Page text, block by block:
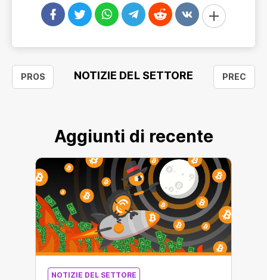
PROS NOTIZIE DEL SETTORE PREC
Aggiunti di recente
NOTIZIE DEL SETTORE